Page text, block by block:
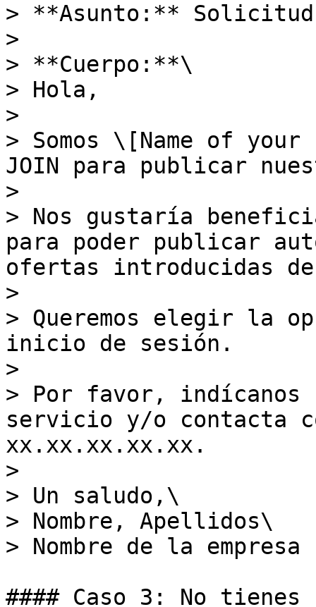
> **Asunto:** Solicitud
>
> **Cuerpo:**\
> Hola,
>
> Somos \[Name of your
JOIN para publicar
>
> Nos gustaría
para poder publicar
ofertas introducidas
>
> Queremos elegir la
inicio de sesión.
>
> Por favor, indícanos
servicio y/o contacta
xx.xx.xx.xx.xx.
>
> Un saludo,\
> Nombre, Apellidos\
> Nombre de la empresa
#### Caso 3: No tienes